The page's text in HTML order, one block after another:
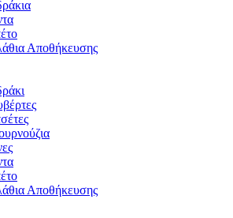
Αποθήκευσης
Αποθήκευσης